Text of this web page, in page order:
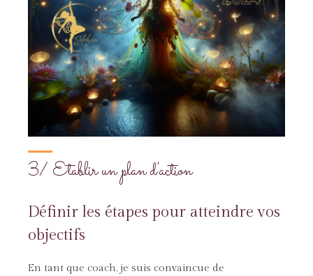
3/ Etablir un plan d'action
Définir les étapes pour atteindre vos
objectifs
En tant que coach, je suis convaincue de